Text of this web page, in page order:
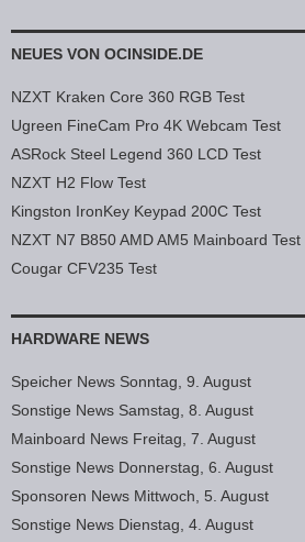
NEUES VON OCINSIDE.DE
NZXT Kraken Core 360 RGB Test
Ugreen FineCam Pro 4K Webcam Test
ASRock Steel Legend 360 LCD Test
NZXT H2 Flow Test
Kingston IronKey Keypad 200C Test
NZXT N7 B850 AMD AM5 Mainboard Test
Cougar CFV235 Test
HARDWARE NEWS
Speicher News Sonntag, 9. August
Sonstige News Samstag, 8. August
Mainboard News Freitag, 7. August
Sonstige News Donnerstag, 6. August
Sponsoren News Mittwoch, 5. August
Sonstige News Dienstag, 4. August